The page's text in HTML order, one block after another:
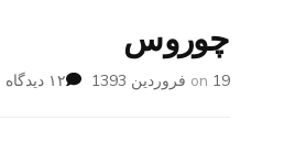
چوروس
on 19 فروردین 1393 ۱۲ دیدگاه